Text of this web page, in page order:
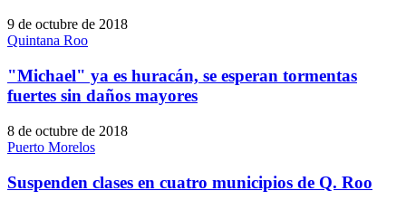
9 de octubre de 2018
Quintana Roo
"Michael" ya es huracán, se esperan tormentas
fuertes sin daños mayores
8 de octubre de 2018
Puerto Morelos
Suspenden clases en cuatro municipios de Q. Roo